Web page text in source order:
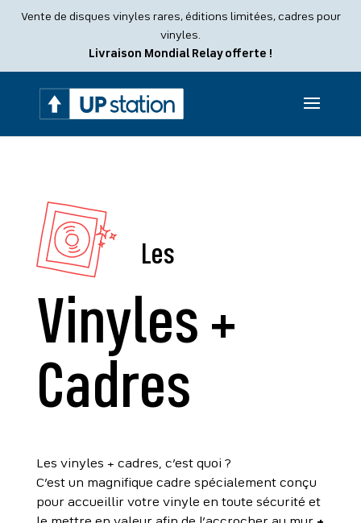
Vente de disques vinyles rares, éditions limitées, cadres pour
vinyles.
Livraison Mondial Relay offerte !
Les
Vinyles +
Cadres
Les vinyles + cadres, c’est quoi ?
C’est un magnifique cadre spécialement conçu
pour accueillir votre vinyle en toute sécurité et